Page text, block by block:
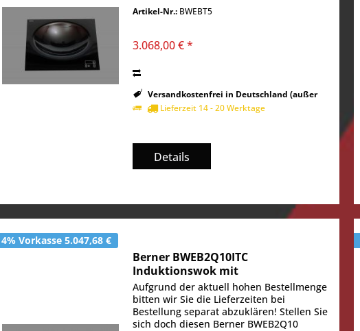
Edelstahleinfassung auch die
Artikel-Nr.: BWEBT5
3.068,00 € *
Versandkostenfrei in Deutschland (außer
Inseln)Lieferzeit 14 - 20 Werktage
Details
4% Vorkasse 5.047,68 €
Berner BWEB2Q10ITC
Induktionswok mit
Temperatursteuerung ITC
Aufgrund der aktuell hohen Bestellmenge
bitten wir Sie die Lieferzeiten bei
Bestellung separat abzuklären! Stellen Sie
sich doch diesen Berner BWEB2Q10